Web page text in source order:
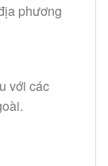
phương
với các